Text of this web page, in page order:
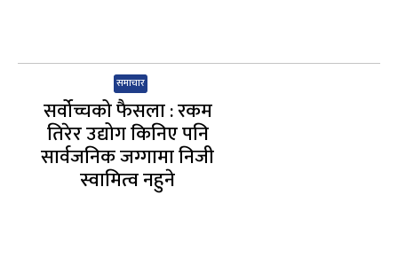
समाचार
सर्वोच्चको फैसला : रकम
तिरेर उद्योग किनिए पनि
सार्वजनिक जग्गामा निजी
स्वामित्व नहुने